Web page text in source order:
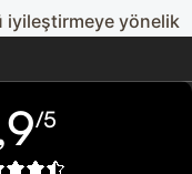
iyileştirmeye yönelik
Laboratuvar
doğanın sunduğu
biliminin
/5